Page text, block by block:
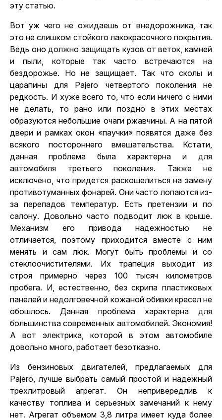
эту статью.
Вот уж чего не ожидаешь от внедорожника, так
это не слишком стойкого лакокрасочного покрытия.
Ведь оно должно защищать кузов от веток, камней
и пыли, которые так часто встречаются на
бездорожье. Но не защищает. Так что сколы и
царапины для Pajero четвертого поколения не
редкость. И хуже всего то, что если ничего с ними
не делать, то рано или поздно в этих местах
образуются небольшие очаги ржавчины. А на пятой
двери и рамках окон «паучки» появятся даже без
всякого постороннего вмешательства. Кстати,
данная проблема была характерна и для
автомобиля третьего поколения. Также не
исключено, что придется раскошелиться на замену
противотуманных фонарей. Они часто лопаются из-
за перепадов температур. Есть претензии и по
салону. Довольно часто подводит люк в крыше.
Механизм его привода надежностью не
отличается, поэтому приходится вместе с ним
менять и сам люк. Могут быть проблемы и со
стеклоочистителями. Их трапеция выходит из
строя примерно через 100 тысяч километров
пробега. И, естественно, без скрипа пластиковых
панелей и недолговечной кожаной обивки кресел не
обошлось. Данная проблема характерна для
большинства современных автомобилей. Экономия!
А вот электрика, которой в этом автомобиле
довольно много, работает безотказно.
Из бензиновых двигателей, предлагаемых для
Pajero, лучше выбрать самый простой и надежный
трехлитровый агрегат. Он непривередлив к
качеству топлива и серьезных замечаний к нему
нет. Агрегат объемом 3,8 литра имеет куда более